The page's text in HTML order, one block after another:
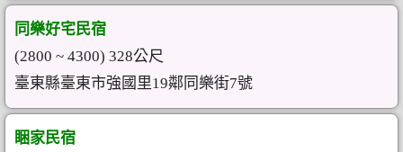
同樂好宅民宿
(2800 ~ 4300) 328公尺
臺東縣臺東市強國里19鄰同樂街7號
睏家民宿